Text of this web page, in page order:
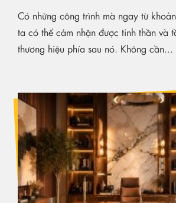
Có những công trình mà ngay từ
ta có thể cảm nhận được tinh thần và
thương hiệu phía sau nó. Không cần...